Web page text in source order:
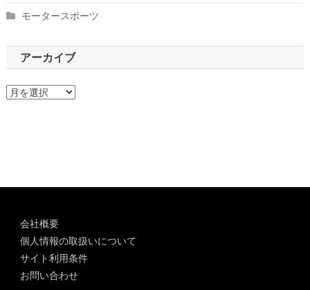
モータースポーツ
アーカイブ
ア
会社概要
個人情報の取扱いについて
サイト利用条件
お問い合わせ